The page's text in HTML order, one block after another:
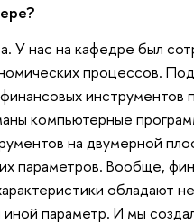
У нас на кафедре был
процессов.
компьютерные
на двумерной
параметров. Вообще,
обладают
параметр. И мы